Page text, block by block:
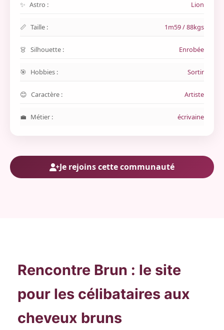
Astro : Lion
Taille : 1m59 / 88kgs
Silhouette : Enrobée
Hobbies : Sortir
Caractère : Artiste
Métier : écrivaine
Je rejoins cette communauté
Rencontre Brun : le site
pour les célibataires aux
cheveux bruns